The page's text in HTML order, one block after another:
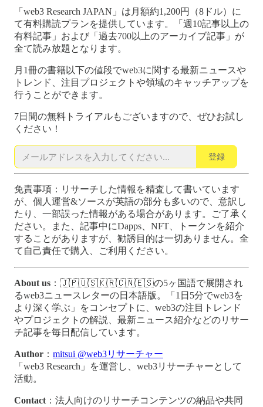
「web3 Research JAPAN」は月額約1,200円（8ドル）に
て有料購読プランを提供しています。「週10記事以上の
有料記事」および「過去700以上のアーカイブ記事」が
全て読み放題となります。
月1冊の書籍以下の値段でweb3に関する最新ニュースや
トレンド、注目プロジェクトや領域のキャッチアップを
行うことができます。
7日間の無料トライアルもございますので、ぜひお試し
ください！
登録
免責事項：リサーチした情報を精査して書いています
が、個人運営&ソースが英語の部分も多いので、意訳し
たり、一部誤った情報がある場合があります。ご了承く
ださい。また、記事中にDapps、NFT、トークンを紹介
することがありますが、勧誘目的は一切ありません。全
て自己責任で購入、ご利用ください。
About us ：🇯🇵🇺🇸🇰🇷🇨🇳🇪🇸の5ヶ国語で展開され
るweb3ニュースレターの日本語版。「1日5分でweb3を
より深く学ぶ」をコンセプトに、web3の注目トレンド
やプロジェクトの解説、最新ニュース紹介などのリサー
チ記事を毎日配信しています。
Author ： mitsui @web3リサーチャー
「web3 Research」を運営し、web3リサーチャーとして
活動。
Contact：法人向けのリサーチコンテンツの納品や共同